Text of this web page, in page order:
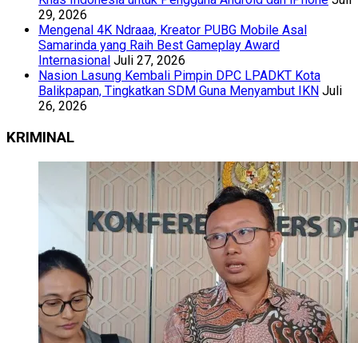
29, 2026
Mengenal 4K Ndraaa, Kreator PUBG Mobile Asal
Samarinda yang Raih Best Gameplay Award
Internasional Juli 27, 2026
Nasion Lasung Kembali Pimpin DPC LPADKT Kota
Balikpapan, Tingkatkan SDM Guna Menyambut IKN Juli
26, 2026
KRIMINAL